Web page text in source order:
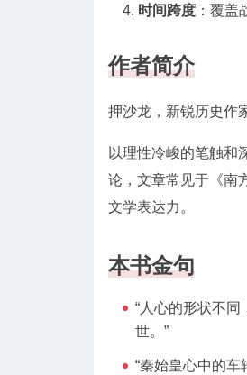
时间跨度 ：覆
作者简介
押沙龙，新锐历史作
以理性冷峻的笔触和
论，文章常见于《南
文学表达力。
本书金句
“人心的形状不
世。”
“秦始皇心中的车